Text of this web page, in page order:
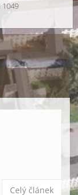
1049
Celý článek